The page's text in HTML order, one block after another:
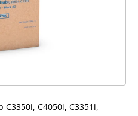
C4050i, C3351i,